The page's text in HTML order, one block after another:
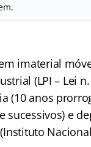
imaterial
(LPI – Lei
(10 anos
sucessivos) e